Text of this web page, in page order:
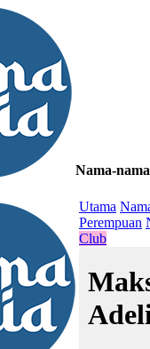
Nama-
Utama
Perempuan
Club